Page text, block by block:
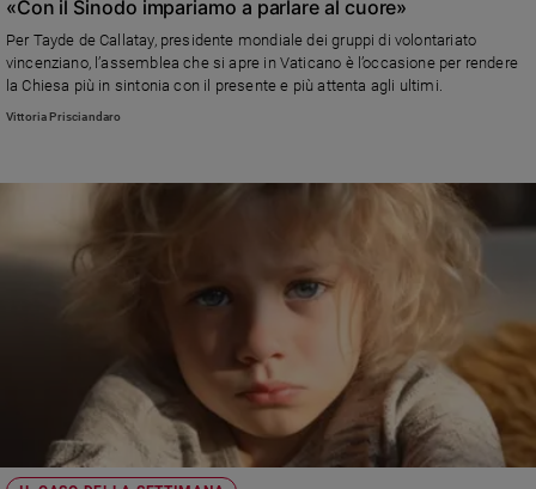
Chi
siamo
Registrati
«Con il Sinodo impariamo a parlare al cuore»
Per Tayde de Callatay, presidente mondiale dei gruppi di volontariato
vincenziano, l’assemblea che si apre in Vaticano è l’occasione per rendere
la Chiesa più in sintonia con il presente e più attenta agli ultimi.
Vittoria Prisciandaro